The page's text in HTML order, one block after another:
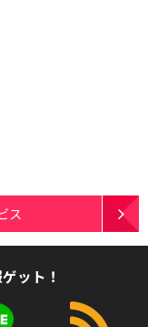
ス
ット！